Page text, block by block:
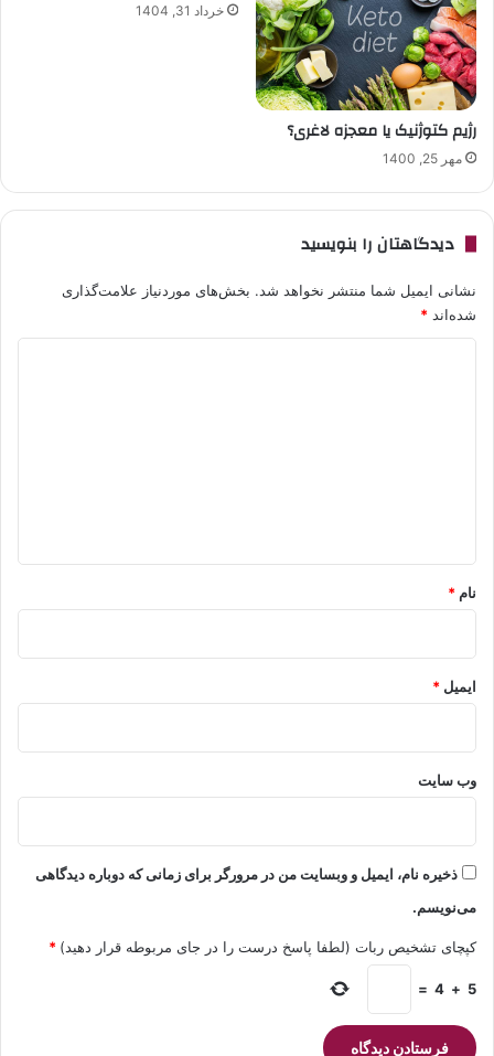
رژیم کتوژنیک یا معجزه لاغری؟
مهر 25, 1400
خرداد 31, 1404
دیدگاهتان را بنویسید
نشانی ایمیل شما منتشر نخواهد شد. بخش‌های موردنیاز علامت‌گذاری
شده‌اند *
نام *
ایمیل *
وب‌ سایت
ذخیره نام، ایمیل و وبسایت من در مرورگر برای زمانی که دوباره دیدگاهی
می‌نویسم.
کپچای تشخیص ربات (لطفا پاسخ درست را در جای مربوطه قرار دهید) *
5
+
4
=